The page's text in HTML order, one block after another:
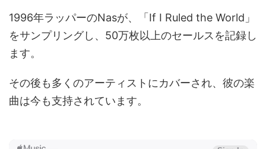
1996年ラッパーのNasが、「If I Ruled the World」
をサンプリングし、50万枚以上のセールスを記録し
ます。
その後も多くのアーティストにカバーされ、彼の楽
曲は今も支持されています。